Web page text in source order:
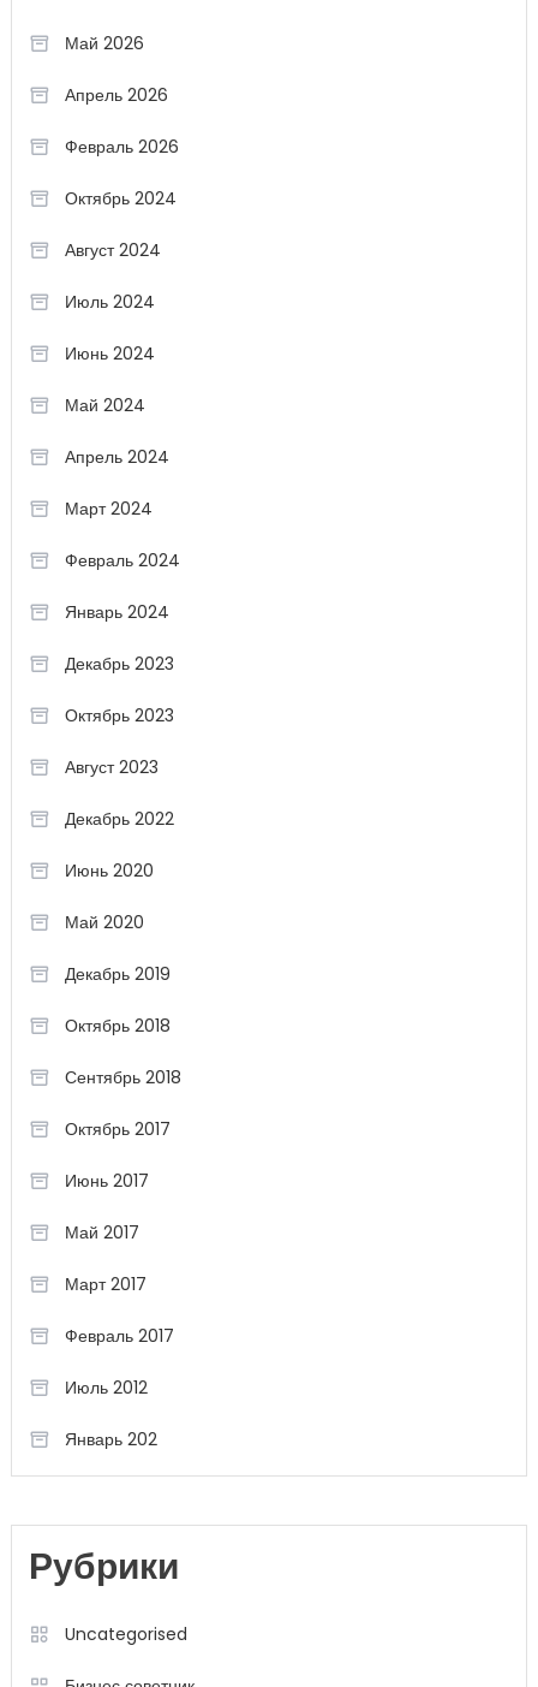
Май 2026
Апрель 2026
Февраль 2026
Октябрь 2024
Август 2024
Июль 2024
Июнь 2024
Май 2024
Апрель 2024
Март 2024
Февраль 2024
Январь 2024
Декабрь 2023
Октябрь 2023
Август 2023
Декабрь 2022
Июнь 2020
Май 2020
Декабрь 2019
Октябрь 2018
Сентябрь 2018
Октябрь 2017
Июнь 2017
Май 2017
Март 2017
Февраль 2017
Июль 2012
Январь 202
Рубрики
Uncategorised